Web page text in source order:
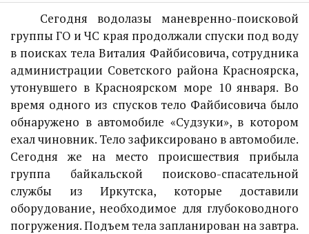
Сегодня водолазы маневренно-поисковой
группы ГО и ЧС края продолжали спуски под воду
в поисках тела Виталия Файбисовича, сотрудника
администрации Советского района Красноярска,
утонувшего в Красноярском море 10 января. Во
время одного из спусков тело Файбисовича было
обнаружено в автомобиле «Судзуки», в котором
ехал чиновник. Тело зафиксировано в автомобиле.
Сегодня же на место происшествия прибыла
группа байкальской поисково-спасательной
службы из Иркутска, которые доставили
оборудование, необходимое для глубоководного
погружения. Подъем тела запланирован на завтра.